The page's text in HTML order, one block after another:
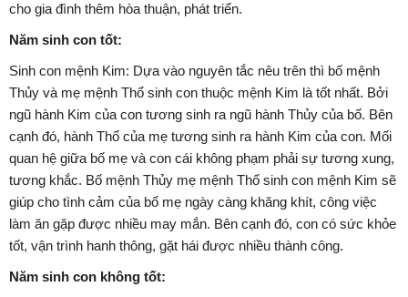
cho gia đình thêm hòa thuận, phát triển.
Năm sinh con tốt:
Sinh con mệnh Kim: Dựa vào nguyên tắc nêu trên thì bố mệnh
Thủy và mẹ mệnh Thổ sinh con thuộc mệnh Kim là tốt nhất. Bởi
ngũ hành Kim của con tương sinh ra ngũ hành Thủy của bố. Bên
cạnh đó, hành Thổ của mẹ tương sinh ra hành Kim của con. Mối
quan hệ giữa bố mẹ và con cái không phạm phải sự tương xung,
tương khắc. Bố mệnh Thủy mẹ mệnh Thổ sinh con mệnh Kim sẽ
giúp cho tình cảm của bố mẹ ngày càng khăng khít, công việc
làm ăn gặp được nhiều may mắn. Bên cạnh đó, con có sức khỏe
tốt, vận trình hanh thông, gặt hái được nhiều thành công.
Năm sinh con không tốt: